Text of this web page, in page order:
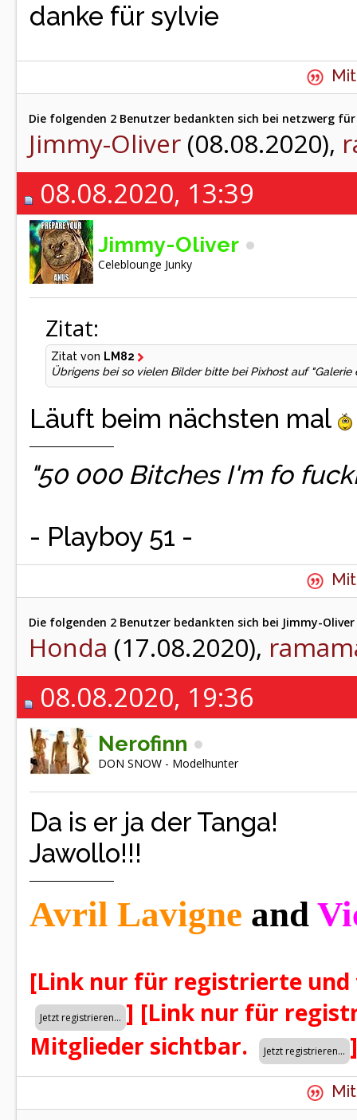
danke für sylvie
Die folgenden 2 Benutzer bedankten sich bei netzwerg für
Jimmy-Oliver (08.08.2020),
08.08.2020, 13:39
Jimmy-Oliver
Celeblounge Junky
Zitat:
Zitat von LM82
Übrigens bei so vielen Bilder bitte bei Pixhost auf
Läuft beim nächsten mal
"50 000 Bitches I'm fo
- Playboy 51 -
Die folgenden 2 Benutzer bedankten sich bei Jimmy-
Honda (17.08.2020),
08.08.2020, 19:36
Nerofinn
DON SNOW - Modelhunter
Da is er ja der Tanga!
Jawollo!!!
Avril Lavigne and
[Link nur für registrierte
] [Link nur für
Mitglieder sichtbar.
]